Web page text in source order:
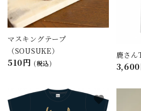
マスキングテープ
（SOUSUKE）
510円 (税込)
鹿さん
favorite